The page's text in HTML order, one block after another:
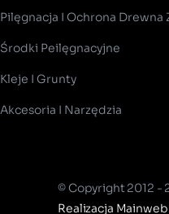
Pilęgnacja I Ochrona Drewna
Środki Peilęgnacyjne
Kleje I Grunty
Akcesoria I Narzędzia
© Copyright 2012 -
Realizacja